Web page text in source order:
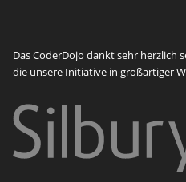
Das CoderDojo dankt sehr herzlich
die unsere Initiative in großartiger